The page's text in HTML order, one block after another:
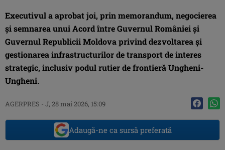
Executivul a aprobat joi, prin memorandum, negocierea
şi semnarea unui Acord între Guvernul României şi
Guvernul Republicii Moldova privind dezvoltarea şi
gestionarea infrastructurilor de transport de interes
strategic, inclusiv podul rutier de frontieră Ungheni-
Ungheni.
AGERPRES - J, 28 mai 2026, 15:09
Adaugă-ne ca sursă preferată